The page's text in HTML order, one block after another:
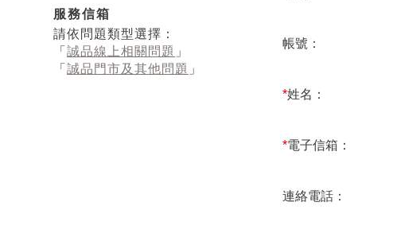
服務信箱
請依問題類型選擇：
「 誠品線上相關問題 」
「 誠品門市及其他問題 」
帳號：
*姓名：
*電子信箱：
連絡電話：